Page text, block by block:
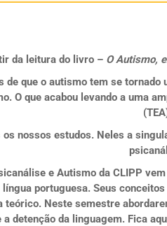
da leitura do livro – O Autismo,
que o autismo tem se
O que acabou levando a uma
nossos estudos. Neles a
e Autismo da CLIPP
portuguesa. Seus
Neste semestre
a detenção da linguagem. Fica